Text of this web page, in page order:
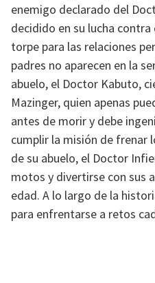
enemigo declarado del
decidido en su lucha
torpe para las relaciones
padres no aparecen en la
abuelo, el Doctor Kabuto,
Mazinger, quien apenas
antes de morir y debe
cumplir la misión de frenar
de su abuelo, el Doctor
motos y divertirse con sus
edad. A lo largo de la
para enfrentarse a retos